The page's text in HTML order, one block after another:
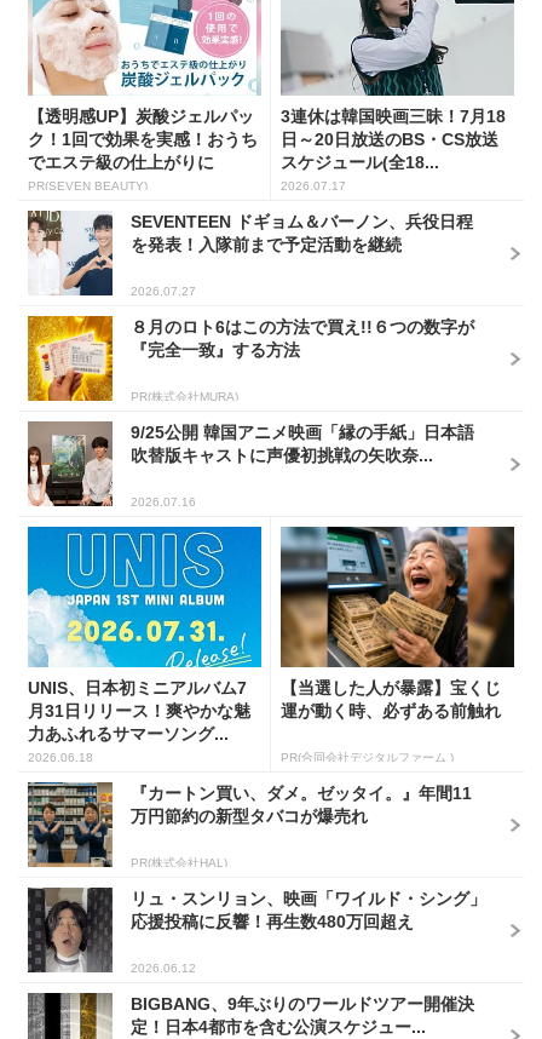
【透明感UP】炭酸ジェルパッ
ク！1回で効果を実感！おうち
でエステ級の仕上がりに
PR(SEVEN BEAUTY)
3連休は韓国映画三昧！7月18
日～20日放送のBS・CS放送
スケジュール(全18...
2026.07.17
SEVENTEEN ドギョム＆バーノン、兵役日程
を発表！入隊前まで予定活動を継続
2026.07.27
８月のロト6はこの方法で買え!!６つの数字が
『完全一致』する方法
PR(株式会社MURA)
9/25公開 韓国アニメ映画「縁の手紙」日本語
吹替版キャストに声優初挑戦の矢吹奈...
2026.07.16
UNIS、日本初ミニアルバム7
月31日リリース！爽やかな魅
力あふれるサマーソング...
2026.06.18
【当選した人が暴露】宝くじ
運が動く時、必ずある前触れ
PR(合同会社デジタルファーム )
『カートン買い、ダメ。ゼッタイ。』年間11
万円節約の新型タバコが爆売れ
PR(株式会社HAL)
リュ・スンリョン、映画「ワイルド・シング」
応援投稿に反響！再生数480万回超え
2026.06.12
BIGBANG、9年ぶりのワールドツアー開催決
定！日本4都市を含む公演スケジュー...